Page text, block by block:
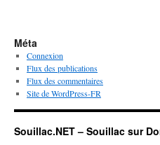
Méta
Connexion
Flux des publications
Flux des commentaires
Site de WordPress-FR
Souillac.NET – Souillac sur